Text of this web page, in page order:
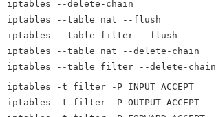
iptables --delete-chain
iptables --table nat --flush
iptables --table filter --flush
iptables --table nat --delete-chain
iptables --table filter --delete-chain
iptables -t filter -P INPUT ACCEPT
iptables -t filter -P OUTPUT ACCEPT